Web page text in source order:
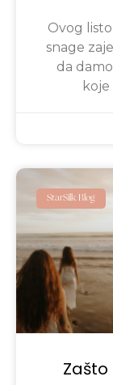
Ovog
snage
da
StarSilk Blog